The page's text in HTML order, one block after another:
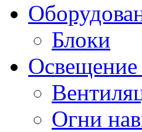
Блоки
Освещение
Огни